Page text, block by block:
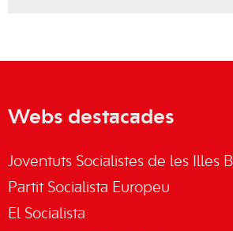
Webs destacades
Joventuts Socialistes de les Illes
Partit Socialista Europeu
El Socialista